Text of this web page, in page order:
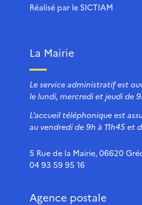
Réalisé par le SICTIAM
La Mairie
Le service administratif est
le lundi, mercredi et jeudi de
L’accueil téléphonique est
au vendredi de 9h à 11h45 et
5 Rue de la Mairie, 06620
04 93 59 95 16
Agence postale